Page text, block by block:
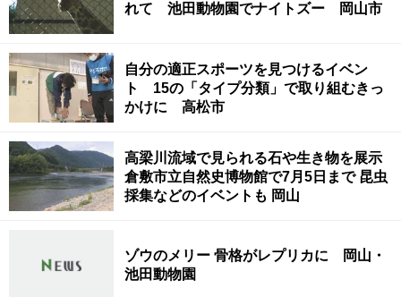
れて 池田動物園でナイトズー 岡山市
自分の適正スポーツを見つけるイベン
ト 15の「タイプ分類」で取り組むきっ
かけに 高松市
高梁川流域で見られる石や生き物を展示
倉敷市立自然史博物館で7月5日まで 昆虫
採集などのイベントも 岡山
ゾウのメリー 骨格がレプリカに 岡山・
池田動物園